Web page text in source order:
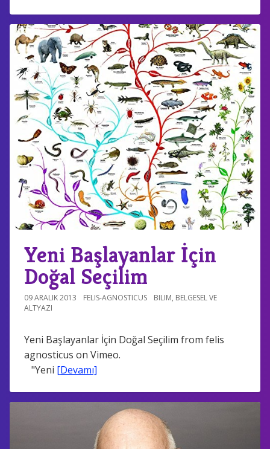
Yeni Başlayanlar İçin
Doğal Seçilim
09 ARALIK 2013 FELIS-AGNOSTICUS BILIM, BELGESEL VE
ALTYAZI
Yeni Başlayanlar İçin Doğal Seçilim from felis
agnosticus on Vimeo.
"Yeni [Devamı]